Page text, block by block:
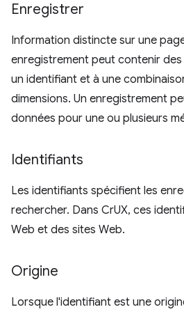
Enregistrer
Information distincte sur une
enregistrement peut contenir
un identifiant et à une
dimensions. Un enregistrement
données pour une ou plusieurs
Identifiants
Les identifiants spécifient les
rechercher. Dans CrUX, ces
Web et des sites Web.
Origine
Lorsque l'identifiant est une